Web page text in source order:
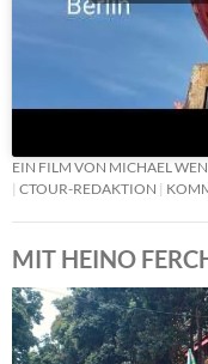
EIN FILM VON MICHAEL
CTOUR-REDAKTION
MIT HEINO